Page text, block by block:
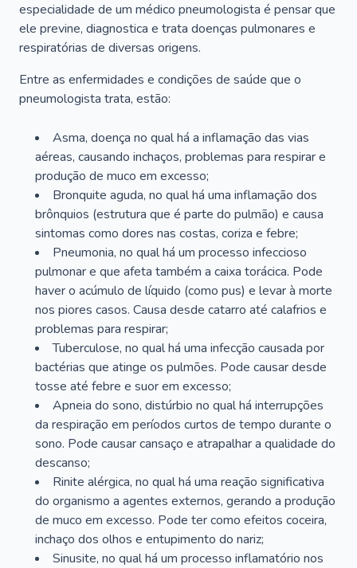
especialidade de um médico pneumologista é pensar que
ele previne, diagnostica e trata doenças pulmonares e
respiratórias de diversas origens.
Entre as enfermidades e condições de saúde que o
pneumologista trata, estão:
Asma, doença no qual há a inflamação das vias
aéreas, causando inchaços, problemas para respirar e
produção de muco em excesso;
Bronquite aguda, no qual há uma inflamação dos
brônquios (estrutura que é parte do pulmão) e causa
sintomas como dores nas costas, coriza e febre;
Pneumonia, no qual há um processo infeccioso
pulmonar e que afeta também a caixa torácica. Pode
haver o acúmulo de líquido (como pus) e levar à morte
nos piores casos. Causa desde catarro até calafrios e
problemas para respirar;
Tuberculose, no qual há uma infecção causada por
bactérias que atinge os pulmões. Pode causar desde
tosse até febre e suor em excesso;
Apneia do sono, distúrbio no qual há interrupções
da respiração em períodos curtos de tempo durante o
sono. Pode causar cansaço e atrapalhar a qualidade do
descanso;
Rinite alérgica, no qual há uma reação significativa
do organismo a agentes externos, gerando a produção
de muco em excesso. Pode ter como efeitos coceira,
inchaço dos olhos e entupimento do nariz;
Sinusite, no qual há um processo inflamatório nos